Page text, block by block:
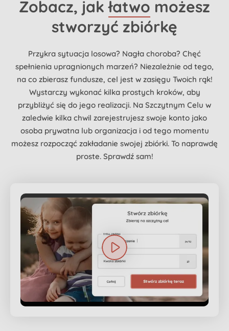
Zobacz, jakłatwo możesz
stworzyć zbiórkę
Przykra sytuacja losowa? Nagła choroba? Chęć
spełnienia upragnionych marzeń? Niezależnie od tego,
na co zbierasz fundusze, cel jest w zasięgu Twoich rąk!
Wystarczy wykonać kilka prostych kroków, aby
przybliżyć się do jego realizacji. Na Szczytnym Celu w
zaledwie kilka chwil zarejestrujesz swoje konto jako
osoba prywatna lub organizacja i od tego momentu
możesz rozpocząć zakładanie swojej zbiórki. To naprawdę
proste. Sprawdź sam!